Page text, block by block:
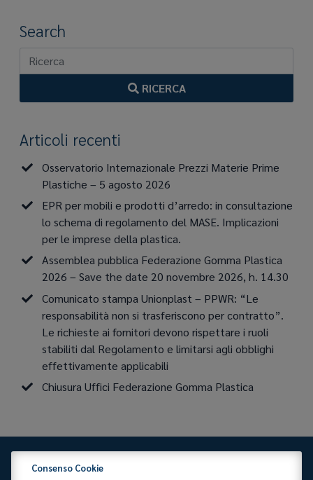
Search
RICERCA
Articoli recenti
Osservatorio Internazionale Prezzi Materie Prime
Plastiche – 5 agosto 2026
EPR per mobili e prodotti d’arredo: in consultazione
lo schema di regolamento del MASE. Implicazioni
per le imprese della plastica.
Assemblea pubblica Federazione Gomma Plastica
2026 – Save the date 20 novembre 2026, h. 14.30
Comunicato stampa Unionplast – PPWR: “Le
responsabilità non si trasferiscono per contratto”.
Le richieste ai fornitori devono rispettare i ruoli
stabiliti dal Regolamento e limitarsi agli obblighi
effettivamente applicabili
Chiusura Uffici Federazione Gomma Plastica
Consenso Cookie